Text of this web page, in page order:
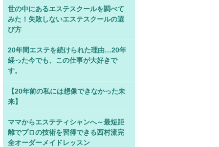
世の中にあるエステスクールを調べて
みた！失敗しないエステスクールの選
び方
20年間エステを続けられた理由…20年
経った今でも、この仕事が大好きで
す。
【20年前の私には想像できなかった未
来】
ママからエステティシャンへ～最短距
離でプロの技術を習得できる西村流完
全オーダーメイドレッスン